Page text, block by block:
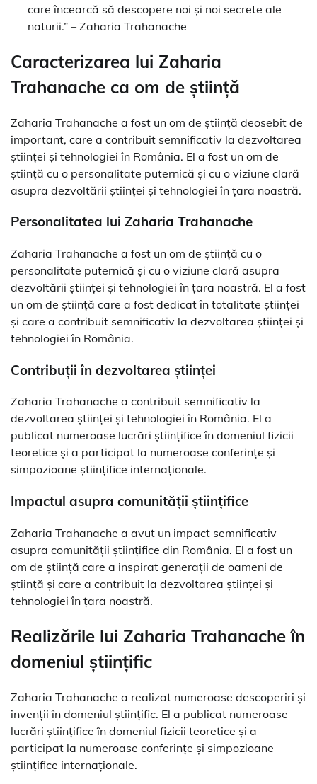
care încearcă să descopere noi și noi secrete ale
naturii.” – Zaharia Trahanache
Caracterizarea lui Zaharia
Trahanache ca om de știință
Zaharia Trahanache a fost un om de știință deosebit de
important, care a contribuit semnificativ la dezvoltarea
științei și tehnologiei în România. El a fost un om de
știință cu o personalitate puternică și cu o viziune clară
asupra dezvoltării științei și tehnologiei în țara noastră.
Personalitatea lui Zaharia Trahanache
Zaharia Trahanache a fost un om de știință cu o
personalitate puternică și cu o viziune clară asupra
dezvoltării științei și tehnologiei în țara noastră. El a fost
un om de știință care a fost dedicat în totalitate științei
și care a contribuit semnificativ la dezvoltarea științei și
tehnologiei în România.
Contribuții în dezvoltarea științei
Zaharia Trahanache a contribuit semnificativ la
dezvoltarea științei și tehnologiei în România. El a
publicat numeroase lucrări științifice în domeniul fizicii
teoretice și a participat la numeroase conferințe și
simpozioane științifice internaționale.
Impactul asupra comunității științifice
Zaharia Trahanache a avut un impact semnificativ
asupra comunității științifice din România. El a fost un
om de știință care a inspirat generații de oameni de
știință și care a contribuit la dezvoltarea științei și
tehnologiei în țara noastră.
Realizările lui Zaharia Trahanache în
domeniul științific
Zaharia Trahanache a realizat numeroase descoperiri și
invenții în domeniul științific. El a publicat numeroase
lucrări științifice în domeniul fizicii teoretice și a
participat la numeroase conferințe și simpozioane
științifice internaționale.